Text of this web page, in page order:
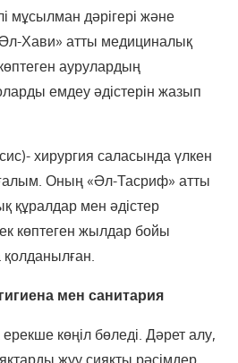
мұсылман дәрігері және
Хави» атты медициналық
аурулардың
емдеу әдістерін жазып
хирургия саласында үлкен
ғалым. Оның «Әл-Тасриф» атты
құралдар мен әдістер
көптеген жылдар бойы
мен санитария
көңіл бөледі. Дәрет алу,